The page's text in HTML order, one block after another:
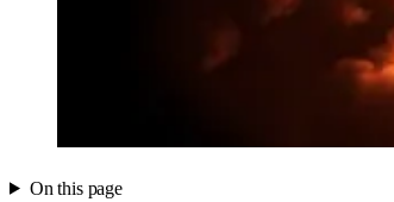
On this page